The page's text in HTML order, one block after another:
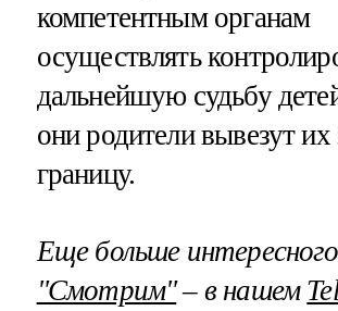
компетентным органам
осуществлять
дальнейшую судьбу
они родители вывезут их
границу.
Еще больше
"Смотрим"– в нашем